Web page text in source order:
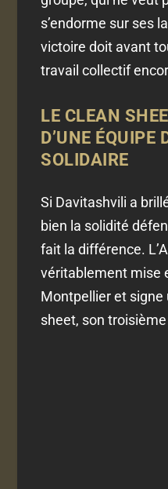
s’endorme sur ses
victoire doit avant
travail collectif
LE CLEAN
D’UNE ÉQUIPE
SOLIDAIRE
Si Davitashvili a
bien la solidité
fait la différence.
véritablement mise
Montpellier et signe
sheet, son